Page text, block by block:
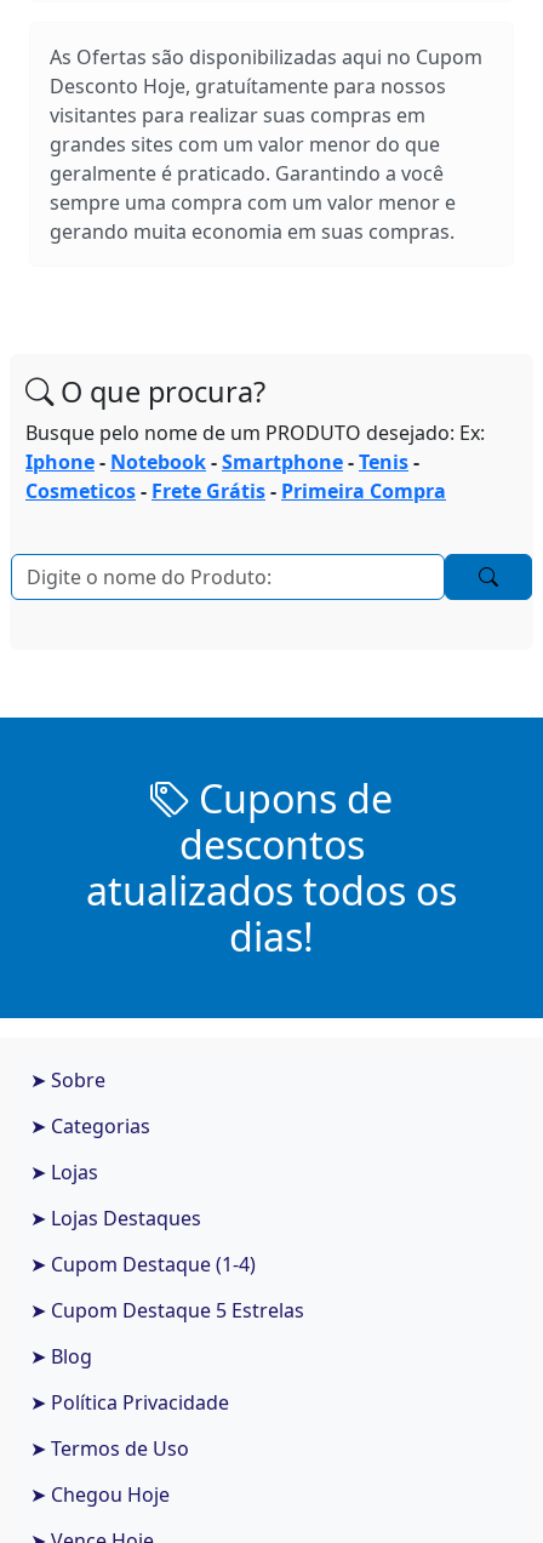
As Ofertas são disponibilizadas aqui no Cupom
Desconto Hoje, gratuítamente para nossos
visitantes para realizar suas compras em
grandes sites com um valor menor do que
geralmente é praticado. Garantindo a você
sempre uma compra com um valor menor e
gerando muita economia em suas compras.
O que procura?
Busque pelo nome de um PRODUTO desejado: Ex:
Iphone- Notebook-Smartphone-Tenis-
Cosmeticos- Frete Grátis- Primeira Compra
Cupons de
descontos
atualizados todos os
dias!
➤ Sobre
➤ Categorias
➤ Lojas
➤ Lojas Destaques
➤ Cupom Destaque (1-4)
➤ Cupom Destaque 5 Estrelas
➤ Blog
➤ Política Privacidade
➤ Termos de Uso
➤ Chegou Hoje